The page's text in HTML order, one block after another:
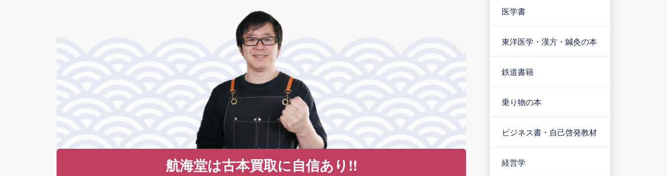
航海堂は古本買取に自信あり!!
医学書
東洋医学・漢方・鍼灸の本
鉄道書籍
乗り物の本
ビジネス書・自己啓発教材
経営学